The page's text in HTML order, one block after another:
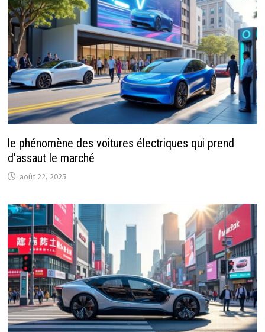
le phénomène des voitures électriques qui prend
d’assaut le marché
août 22, 2025